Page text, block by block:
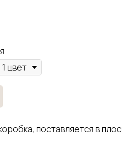
поставляется в